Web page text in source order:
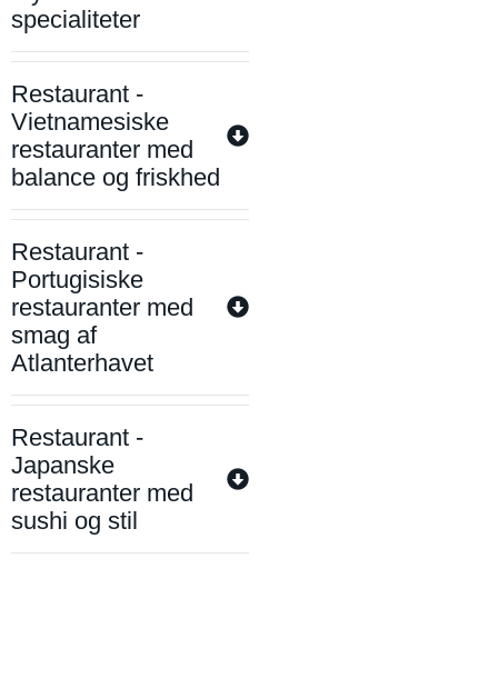
specialiteter
Restaurant -
Vietnamesiske
restauranter med
balance og friskhed
Restaurant -
Portugisiske
restauranter med
smag af
Atlanterhavet
Restaurant -
Japanske
restauranter med
sushi og stil